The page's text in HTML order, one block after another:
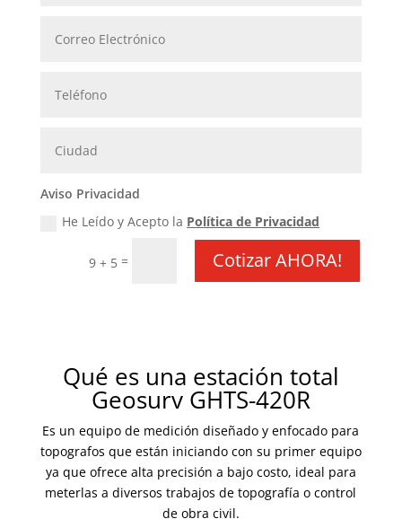
Aviso Privacidad
He Leído y Acepto la Política de Privacidad
9 + 5 = Cotizar AHORA!
Qué es una estación total
Geosurv GHTS-420R
Es un equipo de medición diseñado y enfocado para
topografos que están iniciando con su primer equipo
ya que ofrece alta precisión a bajo costo, ideal para
meterlas a diversos trabajos de topografía o control
de obra civil.